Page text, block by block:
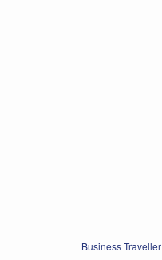
Business Traveller